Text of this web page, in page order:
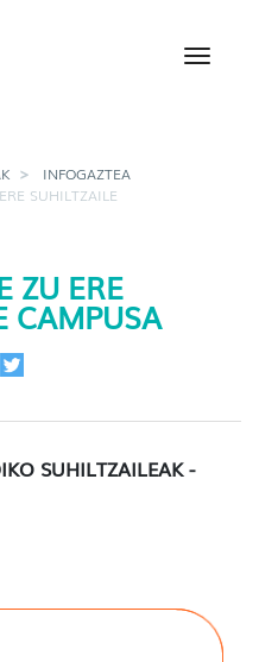
ere
INFOGAZTEA
SUHILTZAILE
ZU ERE
CAMPUSA
en partekatu
Twitter-en partekatu
SUHILTZAILEAK -